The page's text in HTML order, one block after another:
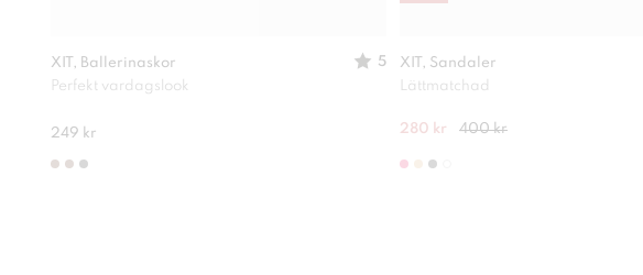
XIT, Ballerinaskor
5
Perfekt vardagslook
249 kr
XIT, Sandaler
Lättmatchad
280 kr 400 kr